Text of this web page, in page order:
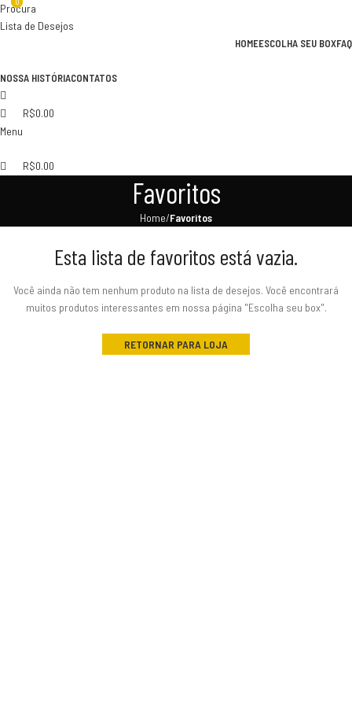
Procura
Lista de Desejos
HOMEESCOLHA SEU BOXFAQ
NOSSA HISTÓRIACONTATOS
R$0.00
Menu
R$0.00
Favoritos
Home Favoritos
Esta lista de favoritos está vazia.
Você ainda não tem nenhum produto na lista de desejos. Você encontrará
muitos produtos interessantes em nossa página "Escolha seu box".
RETORNAR PARA LOJA